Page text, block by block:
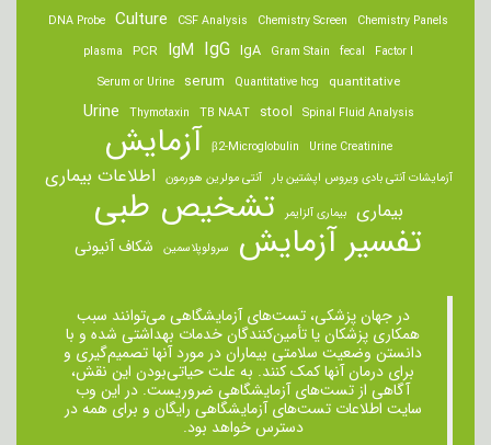
Chemistry Panels
Chemistry Screen
CSF Analysis
Culture
DNA Probe
Factor I
fecal
Gram Stain
IgA
IgG
IgM
PCR
plasma
quantitative
Quantitative hcg
serum
Serum or Urine
Spinal Fluid Analysis
stool
TB NAAT
Thymotaxin
Urine
Urine Creatinine
β2-Microglobulin آزمایش
آزمایشات آنتی بادی ویروس اپشتین بار آنتی مولرین هورمون اطلاعات بیماری
بیماری بیماری آلزایمر تشخیص طبی
تفسیر آزمایش سرولوپلاسمین شکاف آنیونی
در جهان پزشکی، تست‌های آزمایشگاهی می‌توانند سبب
همکاری پزشکان یا تأمین‌کنندگان خدمات بهداشتی شده و با
دانستن وضعیت سلامتی بیماران در مورد آنها تصمیم‌گیری و
برای درمان ‌آنها کمک کنند. به علت حیاتی‌بودن این نقش،
آگاهی از تست‌های آزمایشگاهی ضروریست. در این وب
سایت اطلاعات تست‌های آزمایشگاهی رایگان و برای همه در
دسترس خواهد بود.